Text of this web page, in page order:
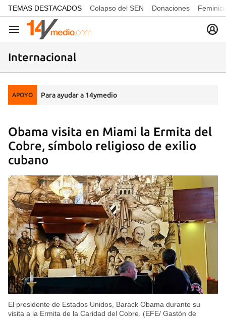
common.go-to-content
TEMAS DESTACADOS Colapso del SEN Donaciones
Navegación
Internacional
APOYO Para ayudar a 14ymedio
Obama visita en Miami la Ermita del
Cobre, símbolo religioso de exilio
cubano
El presidente de Estados Unidos, Barack Obama durante su
visita a la Ermita de la Caridad del Cobre. (EFE/ Gastón de